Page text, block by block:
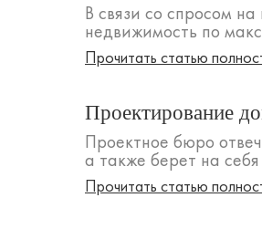
В связи со спросом
недвижимость по
Прочитать статью
Проектирование
Проектное бюро
а также берет на
Прочитать статью